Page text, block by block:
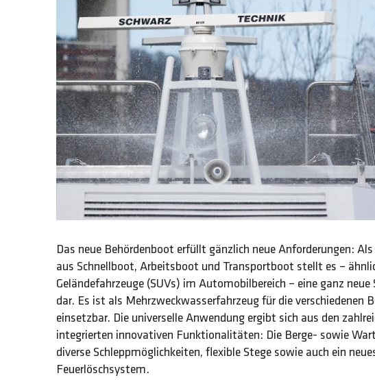
Das neue Behördenboot erfüllt gänzlich neue Anforderungen:
aus Schnellboot, Arbeitsboot und Transportboot stellt es –
Geländefahrzeuge (SUVs) im Automobilbereich – eine ganz
dar. Es ist als Mehrzweckwasserfahrzeug für die verschiedenen
einsetzbar. Die universelle Anwendung ergibt sich aus den
integrierten innovativen Funktionalitäten: Die Berge- sowie
diverse Schleppmöglichkeiten, flexible Stege sowie auch ein
Feuerlöschsystem.